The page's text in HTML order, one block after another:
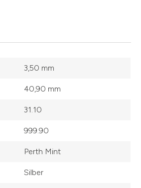
3,50 mm
40,90 mm
31.10
999.90
Perth Mint
Silber